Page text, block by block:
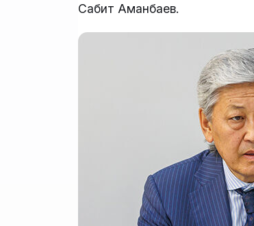
Сабит Аманбаев.